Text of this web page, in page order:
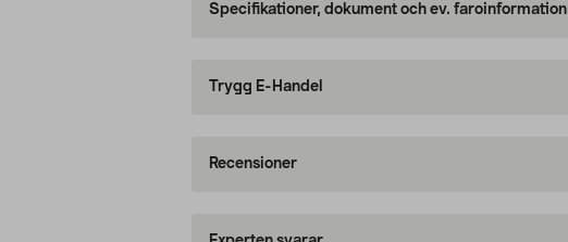
Specifikationer, dokument och ev. faroinformation
Trygg E-Handel
Recensioner